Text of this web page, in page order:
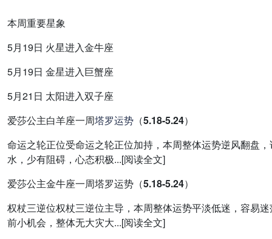
本周重要星象
5月19日 火星进入金牛座
5月19日 金星进入巨蟹座
5月21日 太阳进入双子座
爱莎公主白羊座一周塔罗运势 （5.18-5.24）
命运之轮正位受命运之轮正位加持，本周整体运势逆风翻盘
水，少有阻碍，心态积极...[阅读全文]
爱莎公主金牛座一周塔罗运势（5.18-5.24）
权杖三逆位权杖三逆位主导，本周整体运势平淡低迷，容易
前小机会，整体无大灾大...[阅读全文]